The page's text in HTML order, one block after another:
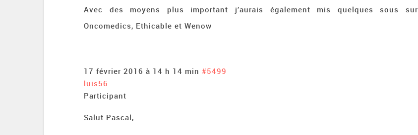
Avec des moyens plus important j’aurais également mis quelques sous sur
Oncomedics, Ethicable et Wenow
17 février 2016 à 14 h 14 min #5499
luis56
Participant
Salut Pascal,